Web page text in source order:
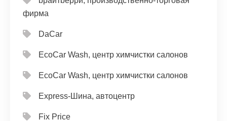
фирма
DaCar
EcoCar Wash, центр химчистки салонов
EcoCar Wash, центр химчистки салонов
Express-Шина, автоцентр
Fix Price